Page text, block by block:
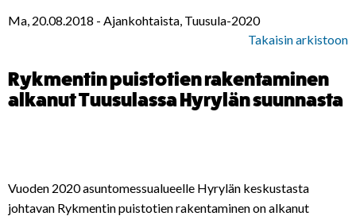
Ma, 20.08.2018 - Ajankohtaista, Tuusula-2020
Takaisin arkistoon
Rykmentin puistotien rakentaminen
alkanut Tuusulassa Hyrylän suunnasta
Vuoden 2020 asuntomessualueelle Hyrylän keskustasta
johtavan Rykmentin puistotien rakentaminen on alkanut